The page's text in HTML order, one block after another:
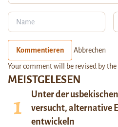
MEISTGELESEN
Unter der
versucht, alternative
entwickeln
Kommentieren Abbrechen
Your comment will be revised by the